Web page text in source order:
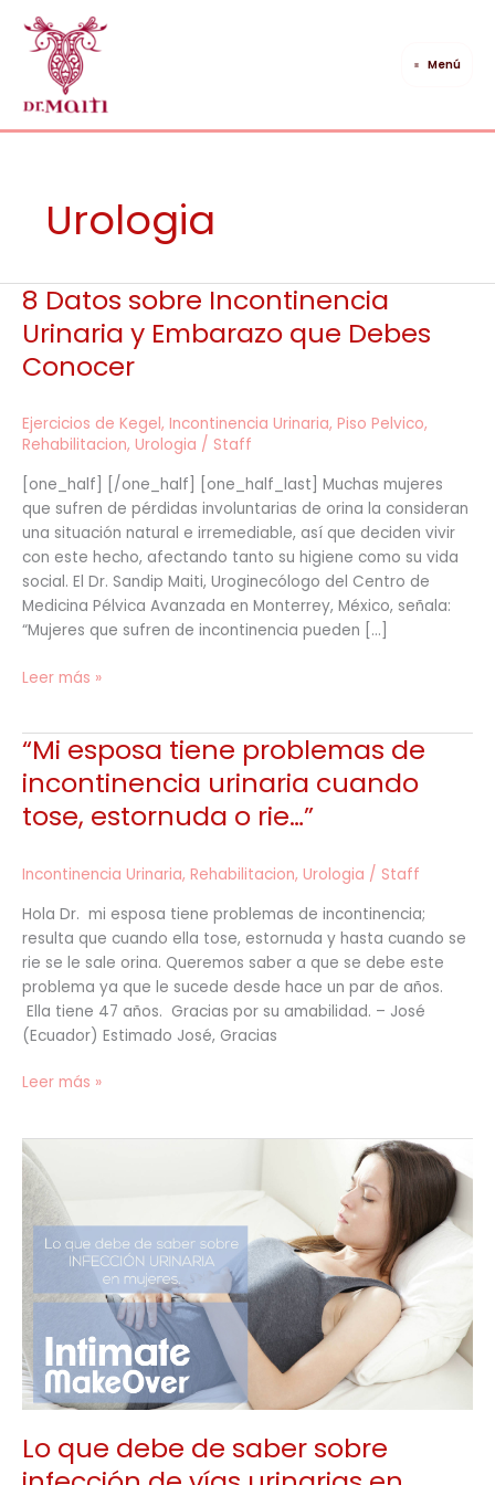
contenido
Menú
Urologia
8 Datos sobre Incontinencia
Urinaria y Embarazo que Debes
Conocer
Ejercicios de Kegel, Incontinencia Urinaria, Piso Pelvico,
Rehabilitacion, Urologia / Staff
[one_half] [/one_half] [one_half_last] Muchas mujeres
que sufren de pérdidas involuntarias de orina la consideran
una situación natural e irremediable, así que deciden vivir
con este hecho, afectando tanto su higiene como su vida
social. El Dr. Sandip Maiti, Uroginecólogo del Centro de
Medicina Pélvica Avanzada en Monterrey, México, señala:
“Mujeres que sufren de incontinencia pueden […]
8
sobre
Incontinencia
y
Embarazo
Debes
Conocer
Leer más »
“Mi esposa tiene problemas de
incontinencia urinaria cuando
tose, estornuda o rie…”
Incontinencia Urinaria, Rehabilitacion, Urologia / Staff
Hola Dr. mi esposa tiene problemas de incontinencia;
resulta que cuando ella tose, estornuda y hasta cuando se
rie se le sale orina. Queremos saber a que se debe este
problema ya que le sucede desde hace un par de años.
Ella tiene 47 años. Gracias por su amabilidad. – José
(Ecuador) Estimado José, Gracias
“Mi
esposa
tiene
problemas
incontinencia
cuando
tose,
estornuda
o
rie…”
Leer más »
Lo que debe de saber sobre
Lo
que
debe
de
saber
sobre
infección
vías
urinarias
en
mujeres.